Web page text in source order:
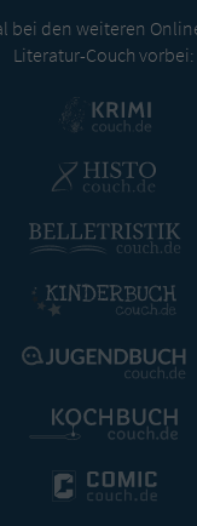
bei den weiteren
Literatur-Couch vorbei: